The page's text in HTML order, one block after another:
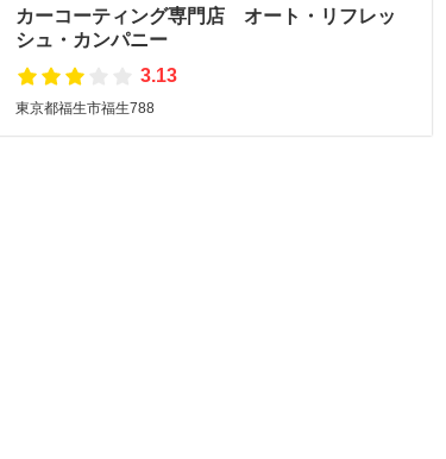
カーコーティング専門店 オート・リフレッ
シュ・カンパニー
3.13
東京都福生市福生788